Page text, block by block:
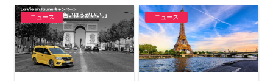
ニュース ニュース